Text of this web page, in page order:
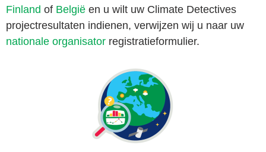
Finland of België en u wilt uw Climate Detectives
projectresultaten indienen, verwijzen wij u naar uw
nationale organisator registratieformulier.